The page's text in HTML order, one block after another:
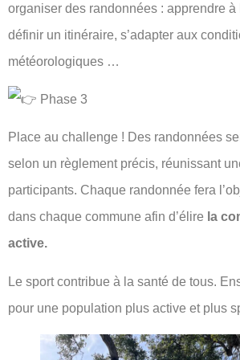
organiser des randonnées : apprendre à
définir un itinéraire, s’adapter aux
météorologiques …
Phase 3
Place au challenge ! Des randonnées
selon un règlement précis, réunissant
participants. Chaque randonnée fera
dans chaque commune afin d’élire la
active.
Le sport contribue à la santé de tous.
pour une population plus active et plus